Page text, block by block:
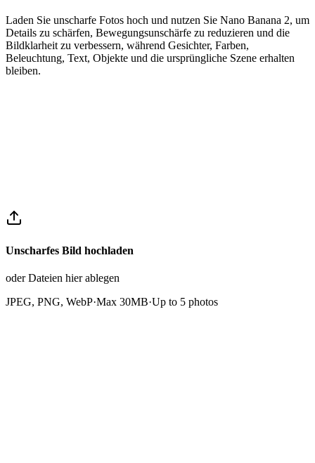
Laden Sie unscharfe Fotos hoch und nutzen Sie Nano Banana 2, um
Details zu schärfen, Bewegungsunschärfe zu reduzieren und die
Bildklarheit zu verbessern, während Gesichter, Farben,
Beleuchtung, Text, Objekte und die ursprüngliche Szene erhalten
bleiben.
Unscharfes Bild hochladen
oder Dateien hier ablegen
JPEG, PNG, WebP·Max 30MB·Up to 5 photos